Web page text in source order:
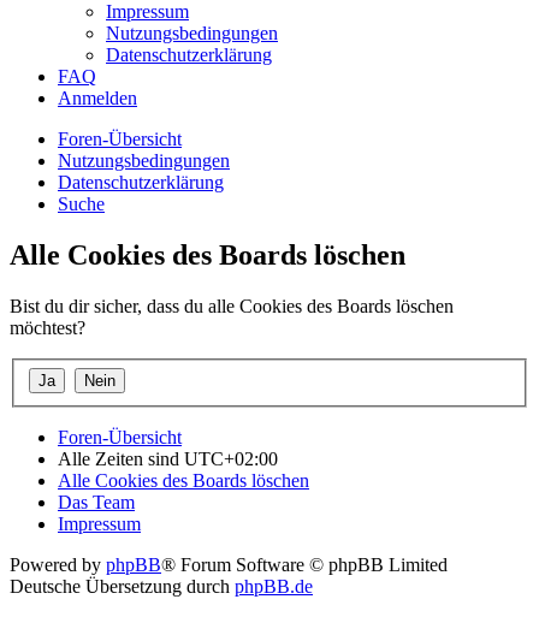
Impressum
Nutzungsbedingungen
Datenschutzerklärung
FAQ
Anmelden
Foren-Übersicht
Nutzungsbedingungen
Datenschutzerklärung
Suche
Alle Cookies des Boards löschen
Bist du dir sicher, dass du alle Cookies des Boards löschen
möchtest?
Foren-Übersicht
Alle Zeiten sind UTC+02:00
Alle Cookies des Boards löschen
Das Team
Impressum
Powered by phpBB® Forum Software © phpBB Limited
Deutsche Übersetzung durch phpBB.de